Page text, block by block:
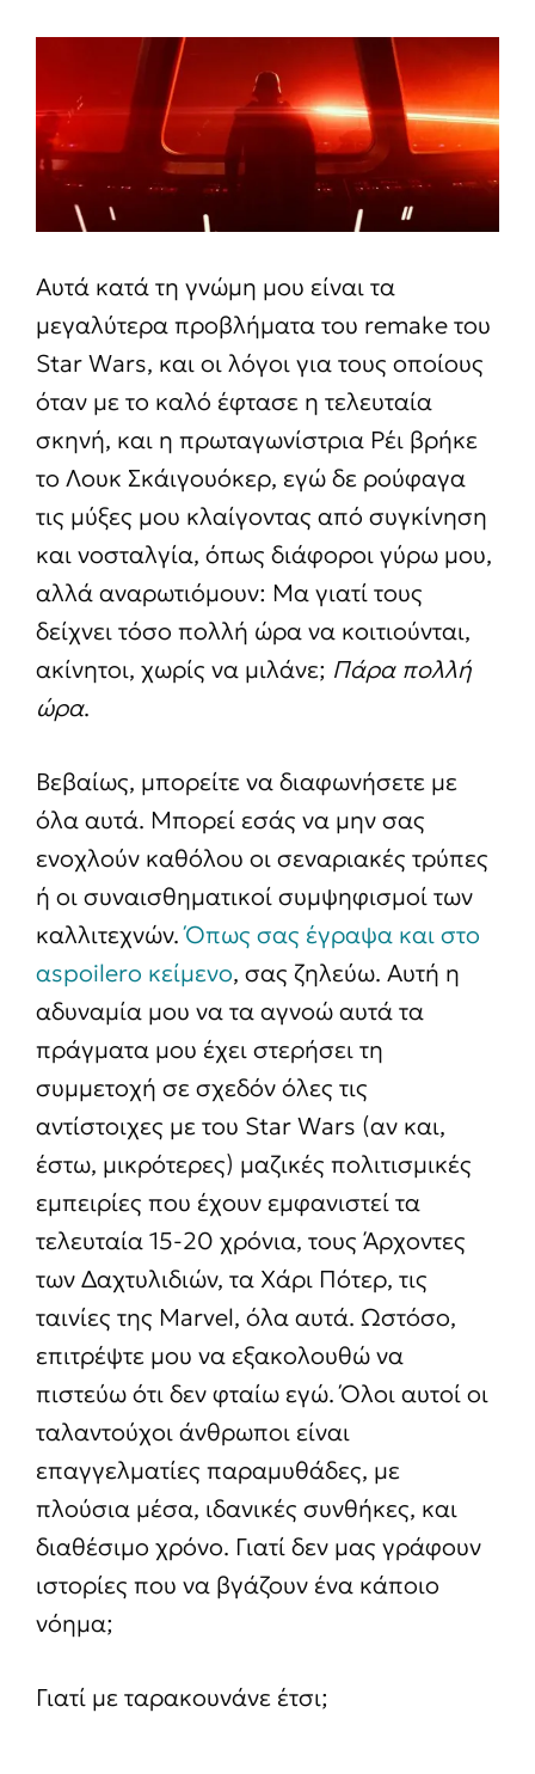
Αυτά κατά τη γνώμη μου είναι τα
μεγαλύτερα προβλήματα του remake του
Star Wars, και οι λόγοι για τους οποίους
όταν με το καλό έφτασε η τελευταία
σκηνή, και η πρωταγωνίστρια Ρέι βρήκε
το Λουκ Σκάιγουόκερ, εγώ δε ρούφαγα
τις μύξες μου κλαίγοντας από συγκίνηση
και νοσταλγία, όπως διάφοροι γύρω μου,
αλλά αναρωτιόμουν: Μα γιατί τους
δείχνει τόσο πολλή ώρα να κοιτιούνται,
ακίνητοι, χωρίς να μιλάνε; Πάρα πολλή
ώρα.
Βεβαίως, μπορείτε να διαφωνήσετε με
όλα αυτά. Μπορεί εσάς να μην σας
ενοχλούν καθόλου οι σεναριακές τρύπες
ή οι συναισθηματικοί συμψηφισμοί των
καλλιτεχνών.Όπως σας έγραψα και στο
αspoilerο κείμενο, σας ζηλεύω. Αυτή η
αδυναμία μου να τα αγνοώ αυτά τα
πράγματα μου έχει στερήσει τη
συμμετοχή σε σχεδόν όλες τις
αντίστοιχες με του Star Wars (αν και,
έστω, μικρότερες) μαζικές πολιτισμικές
εμπειρίες που έχουν εμφανιστεί τα
τελευταία 15-20 χρόνια, τους Άρχοντες
των Δαχτυλιδιών, τα Χάρι Πότερ, τις
ταινίες της Marvel, όλα αυτά. Ωστόσο,
επιτρέψτε μου να εξακολουθώ να
πιστεύω ότι δεν φταίω εγώ. Όλοι αυτοί οι
ταλαντούχοι άνθρωποι είναι
επαγγελματίες παραμυθάδες, με
πλούσια μέσα, ιδανικές συνθήκες, και
διαθέσιμο χρόνο. Γιατί δεν μας γράφουν
ιστορίες που να βγάζουν ένα κάποιο
νόημα;
Γιατί με ταρακουνάνε έτσι;